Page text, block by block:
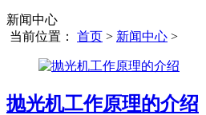
新闻中心
当前位置： 首页 > 新闻中心 >
抛光机工作原理的介绍